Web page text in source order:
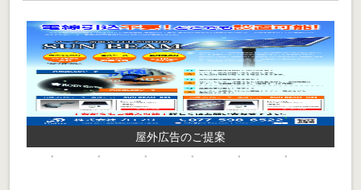
屋外広告のご提案